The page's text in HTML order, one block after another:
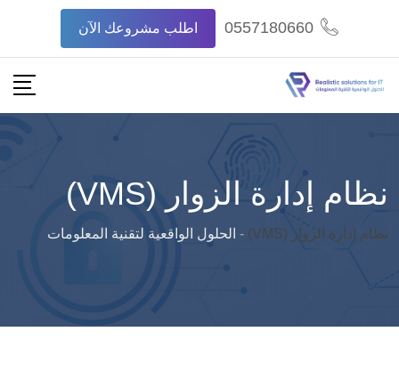
content
0557180660 اطلب مشروعك الآن
نظام إدارة الزوار (VMS)
نظام إدارة الزوار (VMS) - الحلول الواقعية لتقنية المعلومات